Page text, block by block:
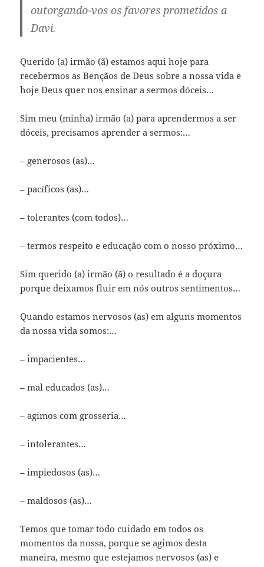
outorgando-vos os favores prometidos a
Davi.
Querido (a) irmão (ã) estamos aqui hoje para
recebermos as Bençãos de Deus sobre a nossa vida e
hoje Deus quer nos ensinar a sermos dóceis…
Sim meu (minha) irmão (a) para aprendermos a ser
dóceis, precisamos aprender a sermos:…
– generosos (as)…
– pacíficos (as)…
– tolerantes (com todos)…
– termos respeito e educaçâo com o nosso próximo…
Sim querido (a) irmão (ã) o resultado é a doçura
porque deixamos fluir em nós outros sentimentos…
Quando estamos nervosos (as) em alguns momentos
da nossa vida somos:…
– impacientes…
– mal educados (as)…
– agimos com grosseria…
– intolerantes…
– impiedosos (as)…
– maldosos (as)…
Temos que tomar todo cuidado em todos os
momentos da nossa, porque se agimos desta
maneira, mesmo que estejamos nervosos (as) e